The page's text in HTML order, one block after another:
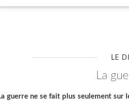
LE
la
guerre ne se fait plus seulement sur